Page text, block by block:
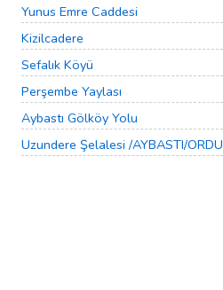
Yunus Emre Caddesi
Kizilcadere
Sefalık Köyü
Perşembe Yaylası
Aybastı Gölköy Yolu
Uzundere Şelalesi /AYBASTI/ORDU